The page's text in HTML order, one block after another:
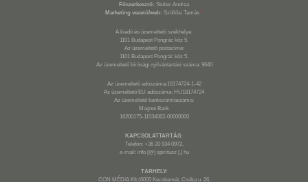
Főszerkesztő: Stuber Andrea
Marketing vezető/web: Szöllősi Tamás *
A kiadó és üzemeltető székhelye:
1101 Budapest Pongrác köz 5.
Az üzemeltető postacíme:
1101 Budapest Pongrác köz 5.
Az üzemeltető bírósági nyilvántartási száma: 9640
Az üzemeltető adószáma:18174724-1-42
Az üzemeltető EU adószáma: HU18174724
Az üzemeltető bankszámlaszáma:
Magnet Bank
16200175-11534062-00000000
KAPCSOLATTARTÁS:
Telefon: +36 20 934 0972,
e-mail: info [@] spiritusz [.] hu
TÁRHELY:
CON MÉDIA Kft (6000 Kecskemét, Csóka u. 26.